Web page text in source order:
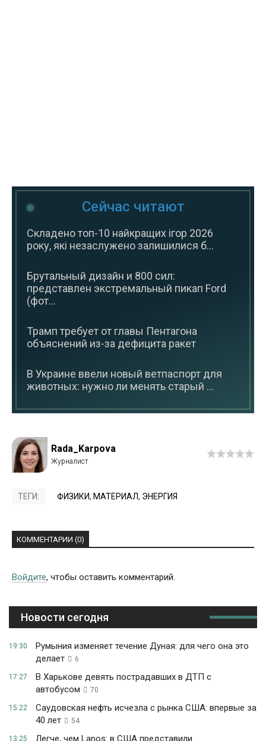
Сейчас читают
Складено топ-10 найкращих ігор 2026
року, які незаслужено залишилися б...
Брутальный дизайн и 800 сил:
представлен экстремальный пикап Ford
(фот...
Трамп требует от главы Пентагона
объяснений из-за дефицита ракет
В Украине ввели новый ветпаспорт для
животных: нужно ли менять старый ...
Rada_Karpova
ТЕГИ: ФИЗИКИ, МАТЕРИАЛ, ЭНЕРГИЯ
КОММЕНТАРИИ (0)
Войдите, чтобы оставить комментарий.
Новости сегодня
19:30
Румыния изменяет течение Дуная: для чего она это
делает
6
17:27
В Харькове девять пострадавших в ДТП с
автобусом
70
15:22
Саудовская нефть исчезла с рынка США: впервые за
40 лет
54
13:25
Легче, чем Lanos: в США представили